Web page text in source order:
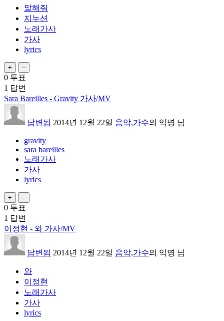
말해줘
지누션
노래가사
가사
lyrics
0 투표
1 답변
Sara Bareilles - Gravity 가사/MV
답변됨 2014년 12월 22일 음악,가수의 익명 님
gravity
sara bareilles
노래가사
가사
lyrics
0 투표
1 답변
이정현 - 와 가사/MV
답변됨 2014년 12월 22일 음악,가수의 익명 님
와
이정현
노래가사
가사
lyrics